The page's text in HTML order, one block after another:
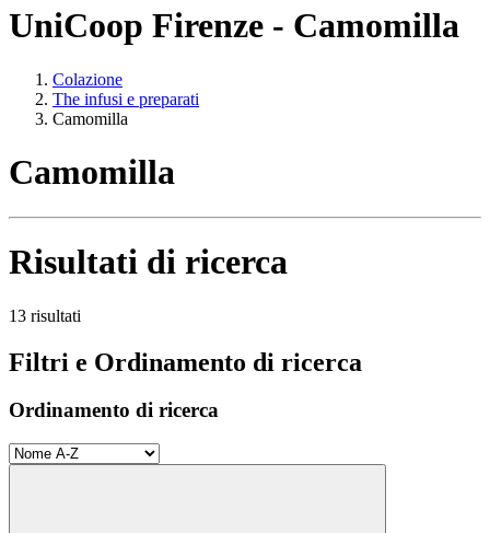
UniCoop Firenze - Camomilla
Colazione
The infusi e preparati
Camomilla
Camomilla
Risultati di ricerca
13 risultati
Filtri e Ordinamento di ricerca
Ordinamento di ricerca